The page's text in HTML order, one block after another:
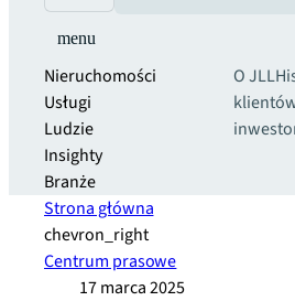
menu
Nieruchomości
Usługi
Ludzie
Insighty
Branże
O JLL
Strona główna
chevron_right
Centrum prasowe
17 marca 2025